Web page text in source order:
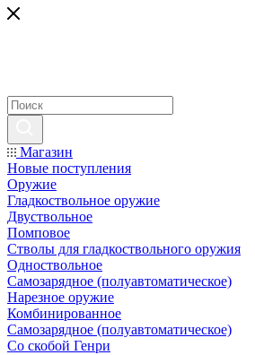
Магазин
Новые поступления
Оружие
Гладкоствольное оружие
Двуствольное
Помповое
Стволы для гладкоствольного оружия
Одноствольное
Самозарядное (полуавтоматическое)
Нарезное оружие
Комбинированное
Самозарядное (полуавтоматическое)
Со скобой Генри